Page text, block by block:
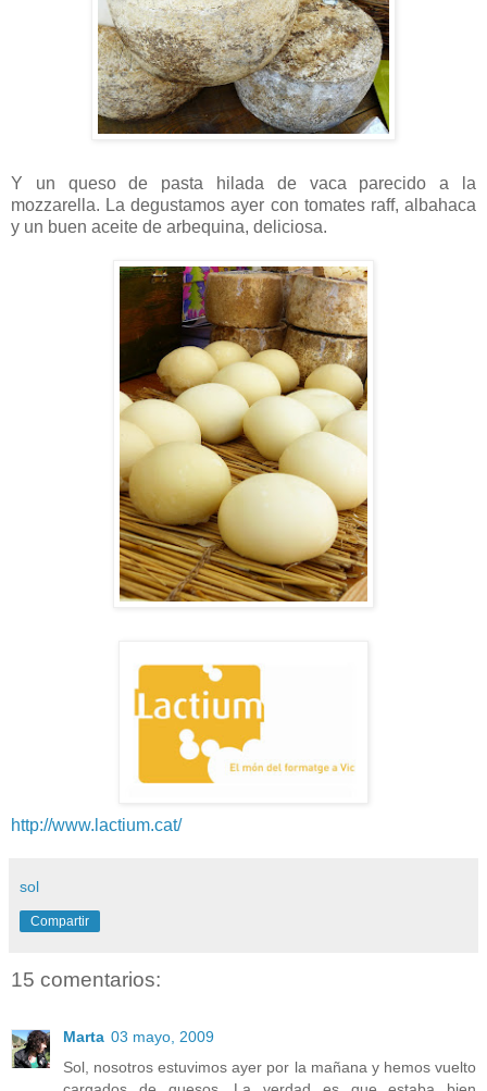
Y un queso de pasta hilada de vaca parecido a la
mozzarella. La degustamos ayer con tomates raff, albahaca
y un buen aceite de arbequina, deliciosa.
http://www.lactium.cat/
sol
Compartir
15 comentarios:
Marta 03 mayo, 2009
Sol, nosotros estuvimos ayer por la mañana y hemos vuelto